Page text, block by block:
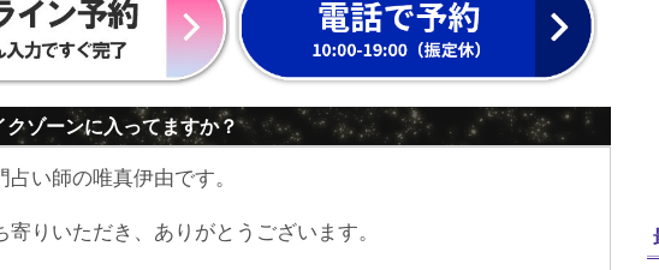
クゾーンに入ってますか？
い師の唯真伊由です。
寄りいただき、ありがとうございます。